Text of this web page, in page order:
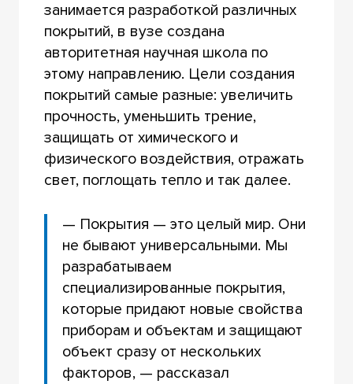
занимается разработкой различных
покрытий, в вузе создана
авторитетная научная школа по
этому направлению. Цели создания
покрытий самые разные: увеличить
прочность, уменьшить трение,
защищать от химического и
физического воздействия, отражать
свет, поглощать тепло и так далее.
— Покрытия — это целый мир. Они
не бывают универсальными. Мы
разрабатываем
специализированные покрытия,
которые придают новые свойства
приборам и объектам и защищают
объект сразу от нескольких
факторов, — рассказал